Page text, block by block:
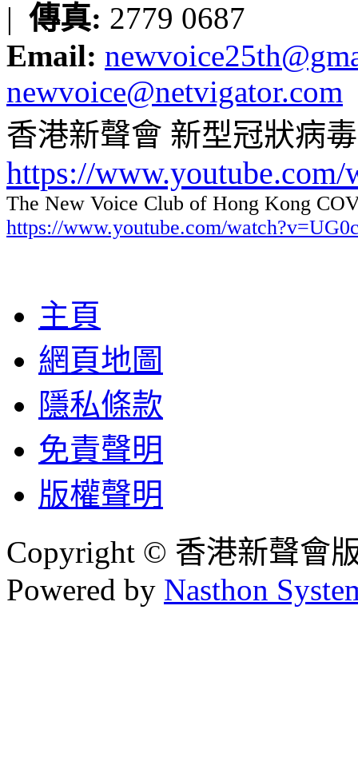
| 傳真: 2779 0687
Email:
newvoice@netvigator.com
香港新聲會 新型冠狀病
https://
The New Voice Club of Hong Kong
https://www.youtube.com/
主頁
網頁地圖
隱私條款
免責聲明
版權聲明
Copyright © 香港新聲會
Powered by Nasthon